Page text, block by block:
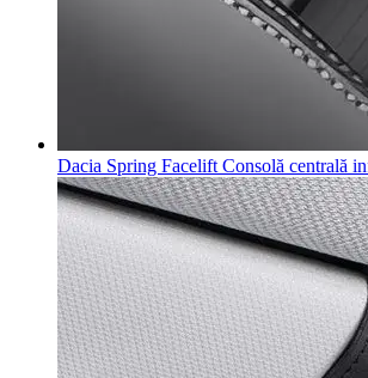
Dacia Spring Facelift Consolă centrală